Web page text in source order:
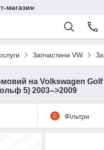
магазин
Запчастини VW
на Volkswagen Golf
5) 2003-->2009
0 Фільтри